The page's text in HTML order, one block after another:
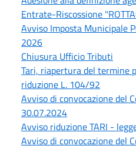
Entrate-Riscossione
Avviso Imposta Municipale
2026
Chiusura Ufficio Tributi
Tari, riapertura del termine
riduzione L. 104/92
Avviso di convocazione del
30.07.2024
Avviso riduzione TARI -
Avviso di convocazione del